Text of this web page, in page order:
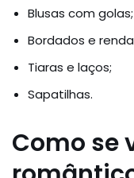
Blusas com golas;
Bordados e
Tiaras e laços;
Sapatilhas.
Como se